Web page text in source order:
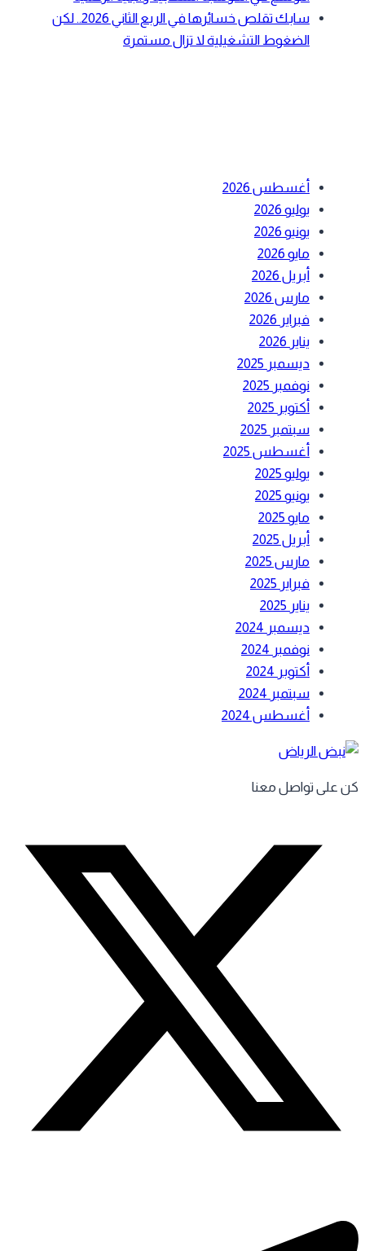
سابك تقلص خسائرها في الربع الثاني 2026.. لكن
الضغوط التشغيلية لا تزال مستمرة
أغسطس 2026
يوليو 2026
يونيو 2026
مايو 2026
أبريل 2026
مارس 2026
فبراير 2026
يناير 2026
ديسمبر 2025
نوفمبر 2025
أكتوبر 2025
سبتمبر 2025
أغسطس 2025
يوليو 2025
يونيو 2025
مايو 2025
أبريل 2025
مارس 2025
فبراير 2025
يناير 2025
ديسمبر 2024
نوفمبر 2024
أكتوبر 2024
سبتمبر 2024
أغسطس 2024
على تواصل معنا